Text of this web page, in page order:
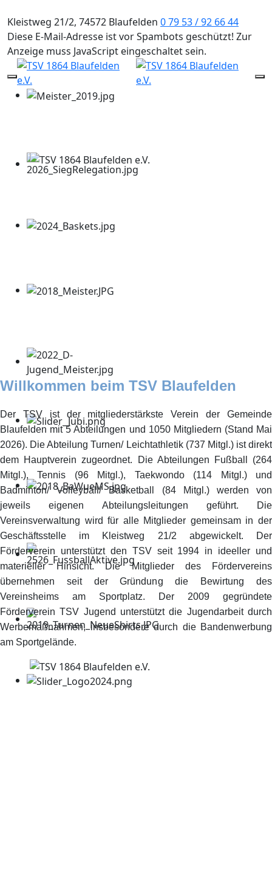
Kleistweg 21/2, 74572 Blaufelden 0 79 53 / 92 66 44
Diese E-Mail-Adresse ist vor Spambots geschützt! Zur
Anzeige muss JavaScript eingeschaltet sein.
Mobile Menu Toggle
Willkommen beim TSV Blaufelden
Der TSV ist der mitgliederstärkste Verein der Gemeinde
Blaufelden mit 5 Abteilungen und 1050 Mitgliedern (Stand Mai
2026). Die Abteilung Turnen/ Leichtathletik (737 Mitgl.) ist direkt
dem Hauptverein zugeordnet. Die Abteilungen Fußball (264
Mitgl.), Tennis (96 Mitgl.), Taekwondo (114 Mitgl.) und
Badminton/ Volleyball/ Basketball (84 Mitgl.) werden von
jeweils eigenen Abteilungsleitungen geführt. Die
Vereinsverwaltung wird für alle Mitglieder gemeinsam in der
Geschäftsstelle im Kleistweg 21/2 abgewickelt. Der
Förderverein unterstützt den TSV seit 1994 in ideeller und
materieller Hinsicht. Die Mitglieder des Fördervereins
übernehmen seit der Gründung die Bewirtung des
Vereinsheims am Sportplatz. Der 2009 gegründete
Förderverein TSV Jugend unterstützt die Jugendarbeit durch
Werbemaßnahmen, insbesondere durch die Bandenwerbung
am Sportgelände.